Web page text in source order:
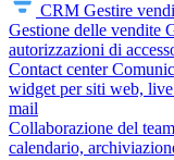
CRM Gestire
Gestione delle vendite
autorizzazioni di
Contact center
widget per siti web,
mail
Collaborazione del
calendario,